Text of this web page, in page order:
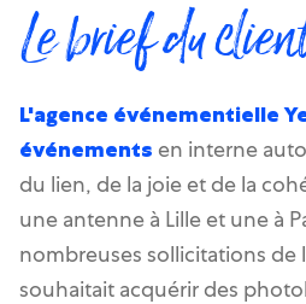
🪄 Josepho Events
Le brief du
L'agence événementielle
événements en interne
du lien, de la joie et de la
une antenne à Lille et une à
nombreuses sollicitations de
souhaitait acquérir des